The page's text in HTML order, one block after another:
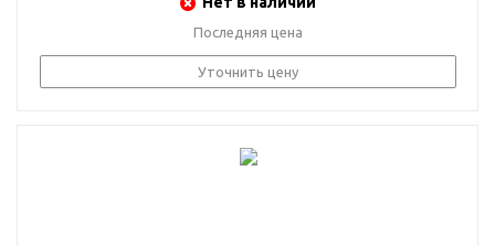
Последняя цена
Уточнить цену